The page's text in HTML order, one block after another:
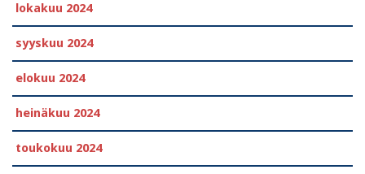
lokakuu 2024
syyskuu 2024
elokuu 2024
heinäkuu 2024
toukokuu 2024